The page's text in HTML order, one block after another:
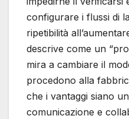
configurare i flussi di
ripetibilità
descrive come un
mira a cambiare il
procedono alla
che i vantaggi siano
comunicazione e